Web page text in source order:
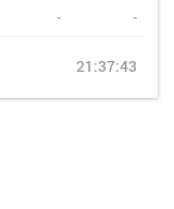
- -
21:37:43